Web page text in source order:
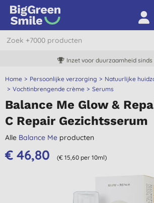
Inzet voor duurzaamheid sinds
Home Persoonlijke verzorging
Natuurlijke
Vochtinbrengende crème
Serums
Balance Me Glow &
C Repair Gezichtsserum
Alle Balance Me producten
€ 46,80 (€ 15,60 per 10ml)